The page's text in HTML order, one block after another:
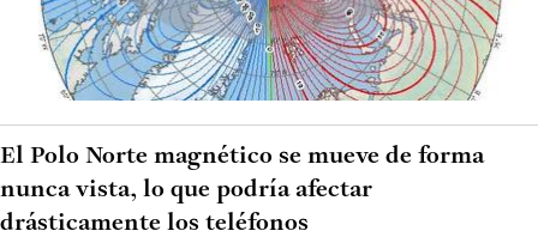
El Polo Norte magnético se mueve de forma
nunca vista, lo que podría afectar
drásticamente los teléfonos